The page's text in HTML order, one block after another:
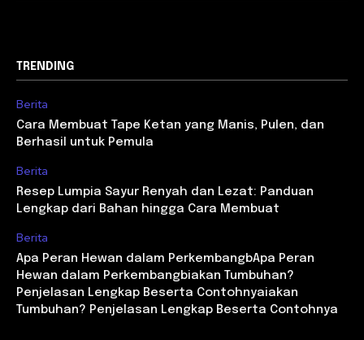
TRENDING
Berita
Cara Membuat Tape Ketan yang Manis, Pulen, dan
Berhasil untuk Pemula
Berita
Resep Lumpia Sayur Renyah dan Lezat: Panduan
Lengkap dari Bahan hingga Cara Membuat
Berita
Apa Peran Hewan dalam PerkembangbApa Peran
Hewan dalam Perkembangbiakan Tumbuhan?
Penjelasan Lengkap Beserta Contohnyaiakan
Tumbuhan? Penjelasan Lengkap Beserta Contohnya